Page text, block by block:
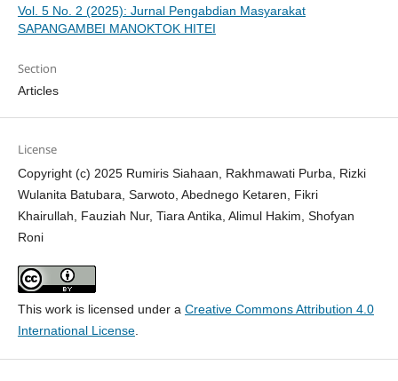
Vol. 5 No. 2 (2025): Jurnal Pengabdian Masyarakat
SAPANGAMBEI MANOKTOK HITEI
Section
Articles
License
Copyright (c) 2025 Rumiris Siahaan, Rakhmawati Purba, Rizki
Wulanita Batubara, Sarwoto, Abednego Ketaren, Fikri
Khairullah, Fauziah Nur, Tiara Antika, Alimul Hakim, Shofyan
Roni
This work is licensed under a Creative Commons Attribution 4.0
International License.